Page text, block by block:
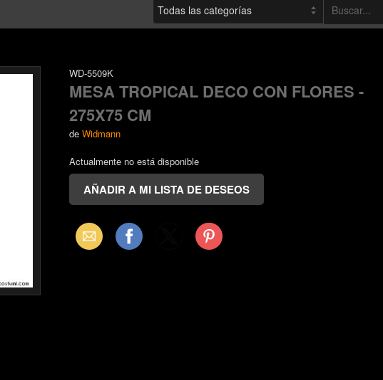
WD-5509K
MESA TROPICAL DECO CON FLORES -
275X75 CM
de Widmann
Actualmente no está disponible
Email Facebook Pinterest